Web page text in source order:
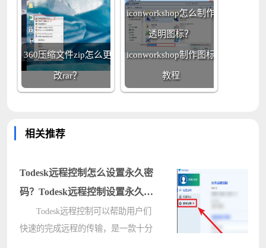
360压缩文件zip怎么更
改rar？
iconworkshop怎么制作
透明图标？
iconworkshop制作图标
教程
相关推荐
Todesk远程控制怎么设置永久密
码？Todesk远程控制设置永久密
码的方法
Todesk远程控制可以帮助用户们
快速的完成远程的传输，是一款十分